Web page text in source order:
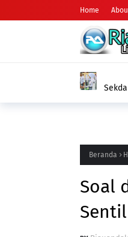
Home
Motor
Beranda
Soal